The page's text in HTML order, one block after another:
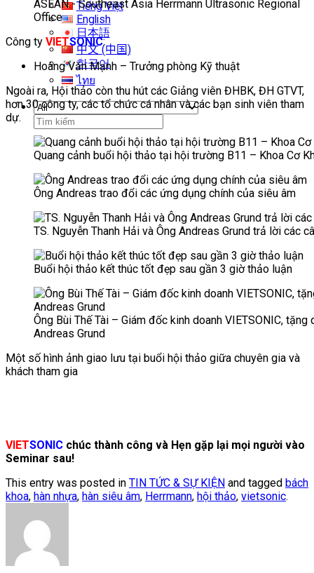
Tiếng Việt
English
日本語
中文 (中国)
한국어
ไทย
Tìm
kiếm:
ASEAN ​​- Southeast Asia ​Herrmann Ultrasonic Regional
Office
Công ty VIETSONIC:
Hoàng Văn Mạnh – Trưởng phòng Kỹ thuật
Ngoài ra, Hội thảo còn thu hút các Giảng viên ĐHBK, ĐH GTVT,
hơn 30 công ty, các tổ chức cá nhân và các bạn sinh viên tham
dự.
Quang cảnh buổi hội thảo tại hội trường B11 – Khoa Cơ
Ông Andreas trao đổi các ứng dụng chính của siêu âm
TS. Nguyễn Thanh Hải và Ông Andreas Grund trả lời các
Buổi hội thảo kết thúc tốt đẹp sau gần 3 giờ thảo luận
Ông Bùi Thế Tài – Giám đốc kinh doanh VIETSONIC, tặng
Andreas Grund
Một số hình ảnh giao lưu tại buổi hội thảo giữa chuyên gia và
khách tham gia
VIETSONIC chúc thành công và Hẹn gặp lại mọi người vào
Seminar sau!
This entry was posted in TIN TỨC & SỰ KIỆN and tagged bách
khoa, hàn nhựa, hàn siêu âm, Herrmann, hội thảo, vietsonic.